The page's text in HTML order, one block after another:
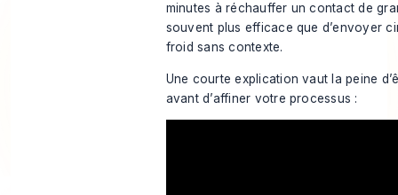
minutes à réchauffer un contact de
souvent plus efficace que d’envoyer
froid sans contexte.
Une courte explication vaut la peine
avant d’affiner votre processus :